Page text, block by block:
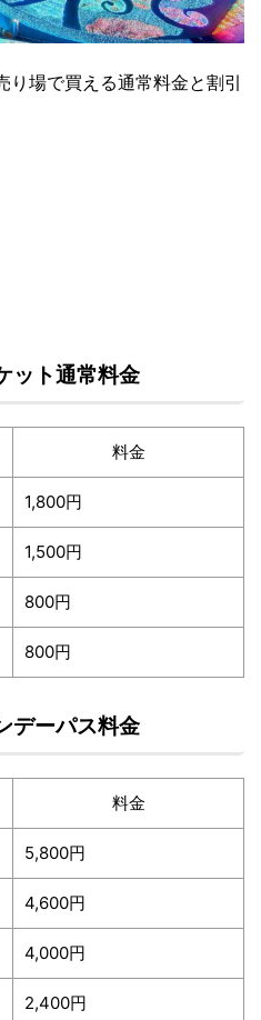
り場で買える通常料金と割引
ット通常料金
料金
1,800円
1,500円
800円
800円
デーパス料金
料金
5,800円
4,600円
4,000円
2,400円